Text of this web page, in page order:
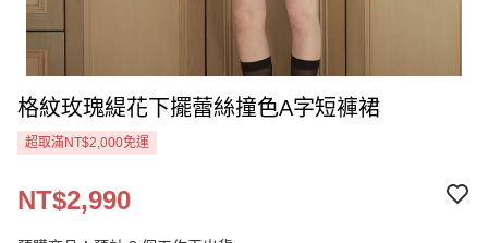
格紋玫瑰緹花下擺蕾絲撞色A字短褲裙
超取滿NT$2,000免運
NT$2,990